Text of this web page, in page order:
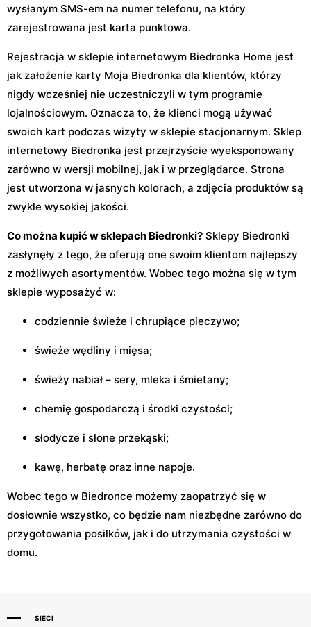
wysłanym SMS-em na numer telefonu, na który
zarejestrowana jest karta punktowa.
Rejestracja w sklepie internetowym Biedronka Home jest
jak założenie karty Moja Biedronka dla klientów, którzy
nigdy wcześniej nie uczestniczyli w tym programie
lojalnościowym. Oznacza to, że klienci mogą używać
swoich kart podczas wizyty w sklepie stacjonarnym. Sklep
internetowy Biedronka jest przejrzyście wyeksponowany
zarówno w wersji mobilnej, jak i w przeglądarce. Strona
jest utworzona w jasnych kolorach, a zdjęcia produktów są
zwykle wysokiej jakości.
Co można kupić w sklepach Biedronki? Sklepy Biedronki
zasłynęły z tego, że oferują one swoim klientom najlepszy
z możliwych asortymentów. Wobec tego można się w tym
sklepie wyposażyć w:
codziennie świeże i chrupiące pieczywo;
świeże wędliny i mięsa;
świeży nabiał – sery, mleka i śmietany;
chemię gospodarczą i środki czystości;
słodycze i słone przekąski;
kawę, herbatę oraz inne napoje.
Wobec tego w Biedronce możemy zaopatrzyć się w
dosłownie wszystko, co będzie nam niezbędne zarówno do
przygotowania posiłków, jak i do utrzymania czystości w
domu.
SIECI